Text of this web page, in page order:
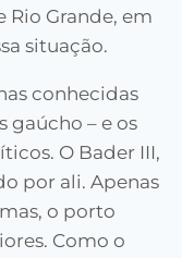
Rio Grande, em
situação.
conhecidas
gaúcho – e os
O Bader III,
por ali. Apenas
o porto
Como o